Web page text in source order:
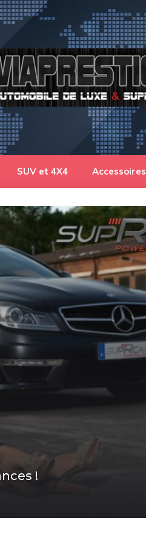
SUV et 4X4 Accessoires
!